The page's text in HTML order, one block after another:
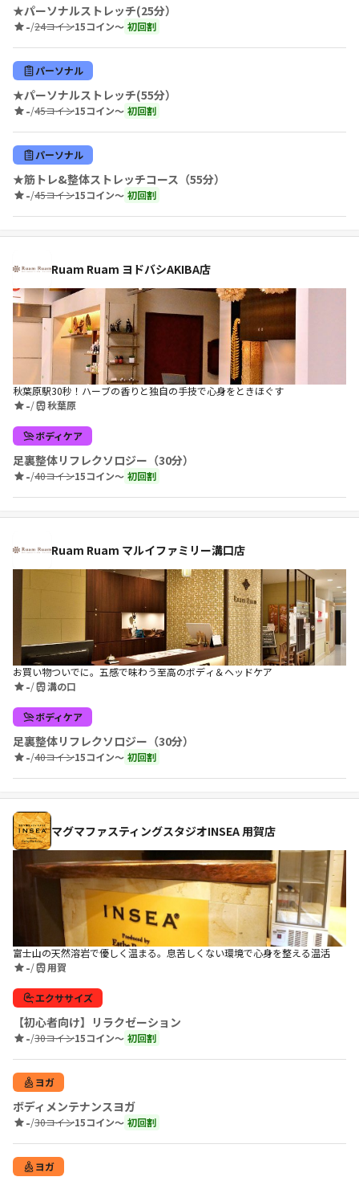
★パーソナルストレッチ(25分）
-/24コイン15コイン〜 初回割
パーソナル
★パーソナルストレッチ(55分）
-/45コイン15コイン〜 初回割
パーソナル
★筋トレ&整体ストレッチコース（55分）
-/45コイン15コイン〜 初回割
Ruam Ruam ヨドバシAKIBA店
秋葉原駅30秒！ハーブの香りと独自の手技で心身をときほぐす
-/ 秋葉原
ボディケア
足裏整体リフレクソロジー（30分）
-/40コイン15コイン〜 初回割
Ruam Ruam マルイファミリー溝口店
お買い物ついでに。五感で味わう至高のボディ＆ヘッドケア
-/ 溝の口
ボディケア
足裏整体リフレクソロジー（30分）
-/40コイン15コイン〜 初回割
マグマファスティングスタジオINSEA 用賀店
富士山の天然溶岩で優しく温まる。息苦しくない環境で心身を整える温活
-/ 用賀
エクササイズ
【初心者向け】リラクゼーション
-/30コイン15コイン〜 初回割
ヨガ
ボディメンテナンスヨガ
-/30コイン15コイン〜 初回割
ヨガ